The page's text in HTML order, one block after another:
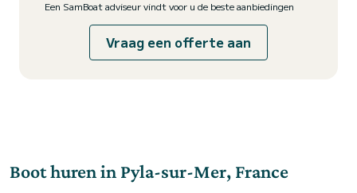
Een SamBoat adviseur vindt voor u de beste aanbiedingen
Vraag een offerte aan
Boot huren in Pyla-sur-Mer, France